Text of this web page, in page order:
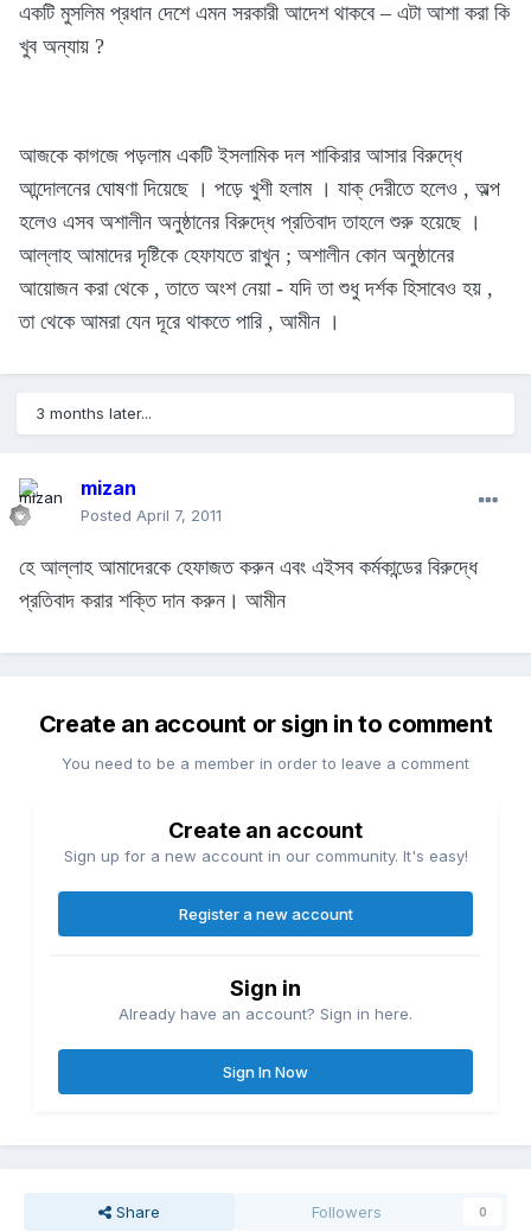
একটি মুসলিম প্রধান দেশে এমন সরকারী আদেশ থাকবে – এটা আশা করা কি
খুব অন্যায় ?
আজকে কাগজে পড়লাম একটি ইসলামিক দল শাকিরার আসার বিরুদ্ধে
আন্দোলনের ঘোষণা দিয়েছে । পড়ে খুশী হলাম । যাক্ দেরীতে হলেও , অল্প
হলেও এসব অশালীন অনুষ্ঠানের বিরুদ্ধে প্রতিবাদ তাহলে শুরু হয়েছে ।
আল্লাহ আমাদের দৃষ্টিকে হেফাযতে রাখুন ; অশালীন কোন অনুষ্ঠানের
আয়োজন করা থেকে , তাতে অংশ নেয়া - যদি তা শুধু দর্শক হিসাবেও হয় ,
তা থেকে আমরা যেন দূরে থাকতে পারি , আমীন ।
3 months later...
mizan
Posted April 7, 2011
হে আল্লাহ আমাদেরকে হেফাজত করুন এবং এইসব কর্মকান্ডের বিরুদ্ধে
প্রতিবাদ করার শক্তি দান করুন। আমীন
Create an account or sign in to comment
You need to be a member in order to leave a comment
Create an account
Sign up for a new account in our community. It's easy!
Register a new account
Sign in
Already have an account? Sign in here.
Sign In Now
Share Followers 0